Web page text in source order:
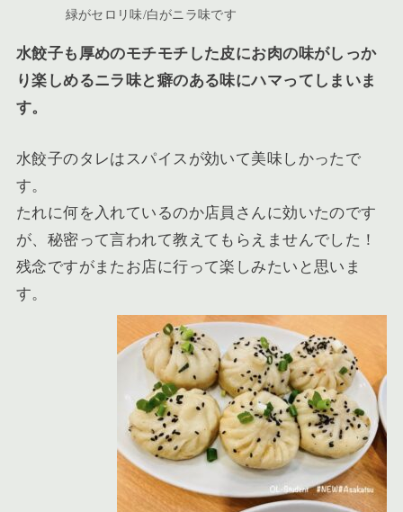
緑がセロリ味/白がニラ味です
水餃子も厚めのモチモチした皮にお肉の味がしっか
り楽しめるニラ味と癖のある味にハマってしまいま
す。
水餃子のタレはスパイスが効いて美味しかったで
す。
たれに何を入れているのか店員さんに効いたのです
が、秘密って言われて教えてもらえませんでした！
残念ですがまたお店に行って楽しみたいと思いま
す。